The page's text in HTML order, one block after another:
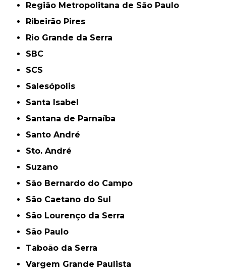
Região Metropolitana de São Paulo
Ribeirão Pires
Rio Grande da Serra
SBC
SCS
Salesópolis
Santa Isabel
Santana de Parnaíba
Santo André
Sto. André
Suzano
São Bernardo do Campo
São Caetano do Sul
São Lourenço da Serra
São Paulo
Taboão da Serra
Vargem Grande Paulista